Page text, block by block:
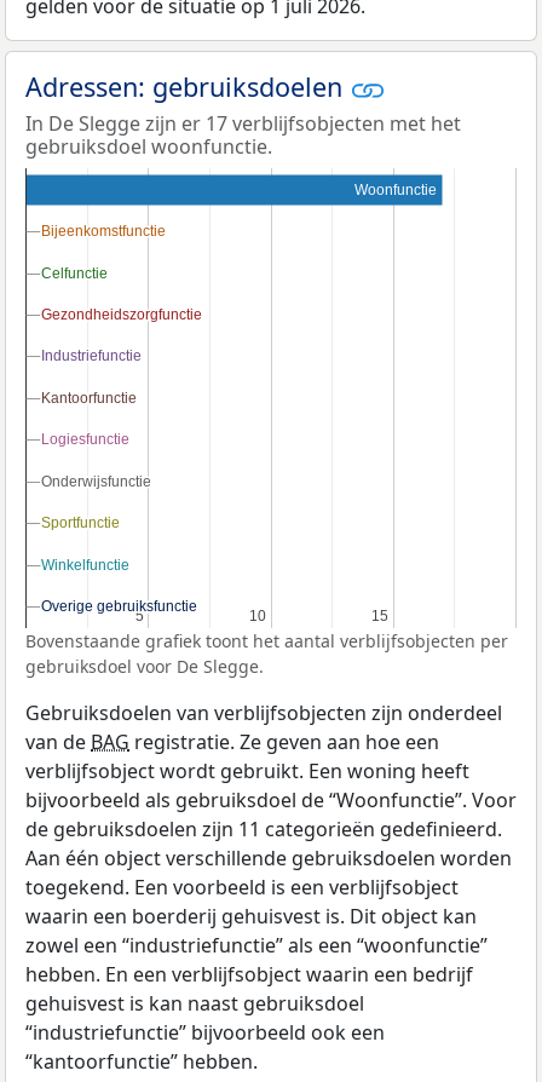
gelden voor de situatie op 1 juli 2026.
Adressen: gebruiksdoelen
In De Slegge zijn er 17 verblijfsobjecten met het
gebruiksdoel woonfunctie.
5
5 10
10 15
15
Woonfunctie
Bijeenkomstfunctie
Bijeenkomstfunctie
Celfunctie
Celfunctie
Gezondheidszorgfunctie
Gezondheidszorgfunctie
Industriefunctie
Industriefunctie
Kantoorfunctie
Kantoorfunctie
Logiesfunctie
Logiesfunctie
Onderwijsfunctie
Onderwijsfunctie
Sportfunctie
Sportfunctie
Winkelfunctie
Winkelfunctie
Overige gebruiksfunctie
Overige gebruiksfunctie
Bovenstaande grafiek toont het aantal verblijfsobjecten per
gebruiksdoel voor De Slegge.
Gebruiksdoelen van verblijfsobjecten zijn onderdeel
van de BAG registratie. Ze geven aan hoe een
verblijfsobject wordt gebruikt. Een woning heeft
bijvoorbeeld als gebruiksdoel de “Woonfunctie”. Voor
de gebruiksdoelen zijn 11 categorieën gedefinieerd.
Aan één object verschillende gebruiksdoelen worden
toegekend. Een voorbeeld is een verblijfsobject
waarin een boerderij gehuisvest is. Dit object kan
zowel een “industriefunctie” als een “woonfunctie”
hebben. En een verblijfsobject waarin een bedrijf
gehuisvest is kan naast gebruiksdoel
“industriefunctie” bijvoorbeeld ook een
“kantoorfunctie” hebben.